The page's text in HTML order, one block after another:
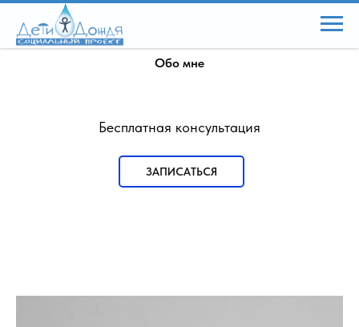
Социальное проектирование
Обо мне
Бесплатная консультация
ЗАПИСАТЬСЯ